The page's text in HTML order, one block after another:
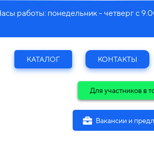
- четверг с 9.00 до
КАТАЛОГ КОНТАКТЫ
Для участников в
Вакансии и